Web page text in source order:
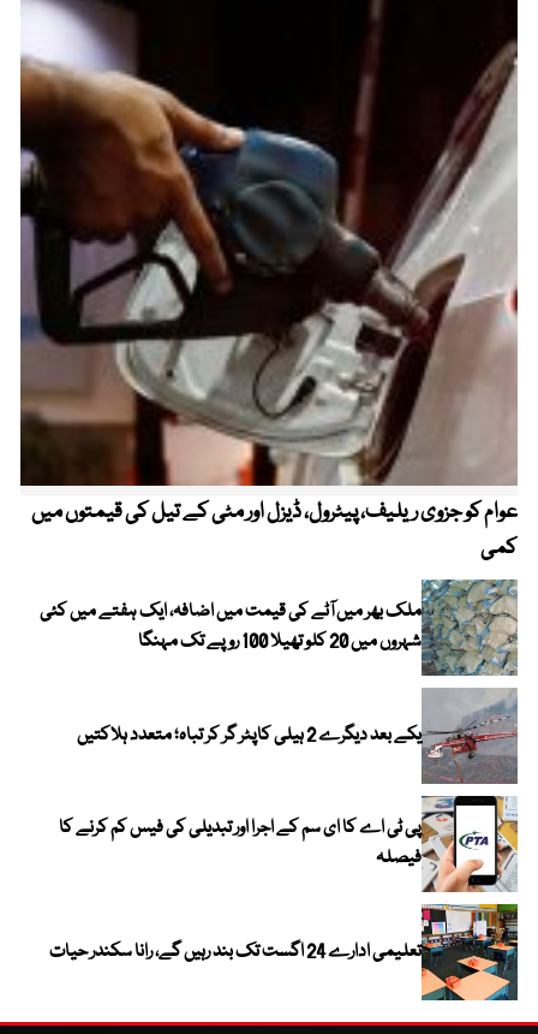
عوام کو جزوی ریلیف، پیٹرول، ڈیزل اور مٹی کے تیل کی قیمتوں میں
کمی
ملک بھر میں آٹے کی قیمت میں اضافہ، ایک ہفتے میں کئی
شہروں میں 20 کلو تھیلا 100 روپے تک مہنگا
یکے بعد دیگرے 2 ہیلی کاپٹر گر کر تباہ؛ متعدد ہلاکتیں
پی ٹی اے کا ای سم کے اجرا اور تبدیلی کی فیس کم کرنے کا
فیصلہ
تعلیمی ادارے 24 اگست تک بند رہیں گے، رانا سکندر حیات